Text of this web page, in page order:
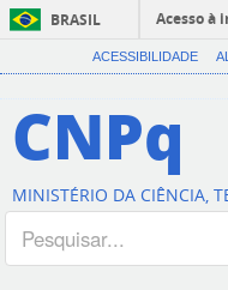
BRASIL
Acesso à
ACESSIBILIDADE
CNPq
MINISTÉRIO DA CIÊNCIA,